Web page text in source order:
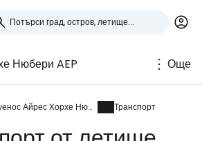
Нюбери AEP Още
Буенос Айрес Хорхе Нюбери Транспорт
в Cestee
общност на туристите